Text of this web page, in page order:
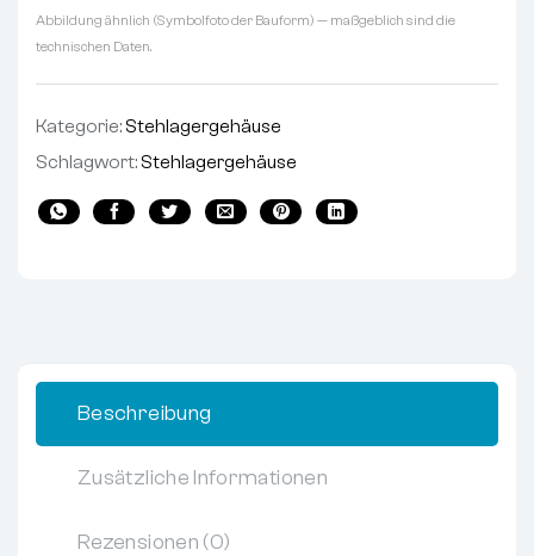
Abbildung ähnlich (Symbolfoto der Bauform) — maßgeblich sind die
technischen Daten.
Kategorie: Stehlagergehäuse
Schlagwort: Stehlagergehäuse
Beschreibung
Zusätzliche Informationen
Rezensionen (0)